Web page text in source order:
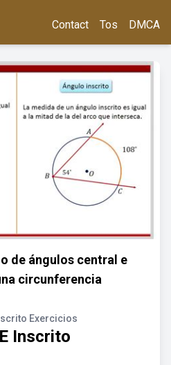
Contact Tos DMCA
de ángulos central e
circunferencia
Exercicios
Inscrito